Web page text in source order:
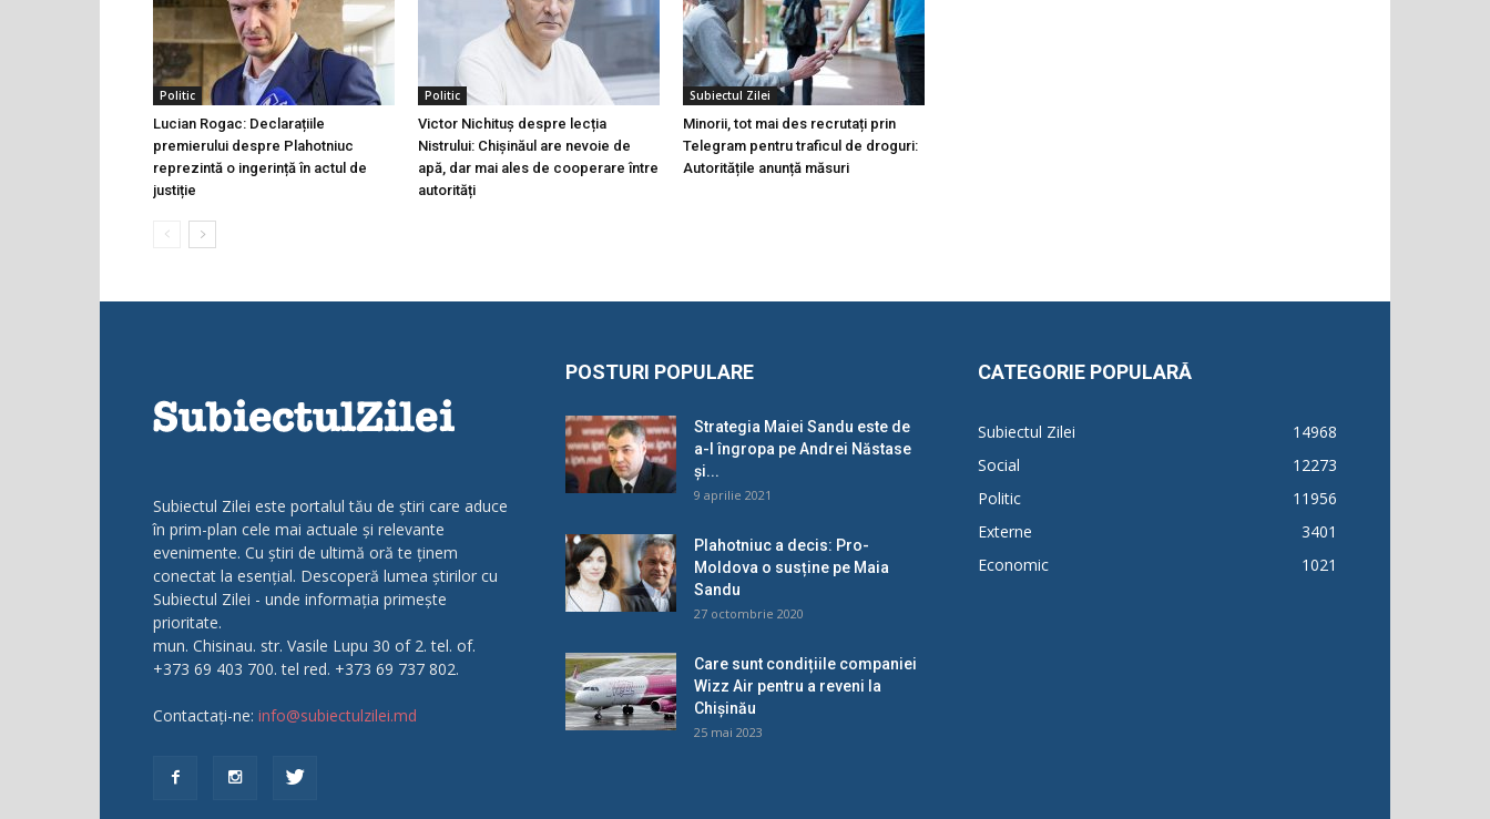
Politic
Lucian Rogac: Declarațiile
premierului despre Plahotniuc
reprezintă o ingerință în actul de
justiție
Politic
Victor Nichituș despre lecția
Nistrului: Chișinăul are nevoie de
apă, dar mai ales de cooperare între
autorități
Subiectul Zilei
Minorii, tot mai des recrutați prin
Telegram pentru traficul de droguri:
Autoritățile anunță măsuri
Subiectul Zilei este portalul tău de știri care aduce
în prim-plan cele mai actuale și relevante
evenimente. Cu știri de ultimă oră te ținem
conectat la esențial. Descoperă lumea știrilor cu
Subiectul Zilei - unde informația primește
prioritate.
mun. Chisinau. str. Vasile Lupu 30 of 2. tel. of.
+373 69 403 700. tel red. +373 69 737 802.
Contactați-ne: info@subiectulzilei.md
POSTURI POPULARE
Strategia Maiei Sandu este de
a-l îngropa pe Andrei Năstase
și...
9 aprilie 2021
Plahotniuc a decis: Pro-
Moldova o susține pe Maia
Sandu
27 octombrie 2020
Care sunt condițiile companiei
Wizz Air pentru a reveni la
Chișinău
25 mai 2023
CATEGORIE POPULARĂ
Subiectul Zilei
14968
Social
12273
Politic
11956
Externe
3401
Economic
1021